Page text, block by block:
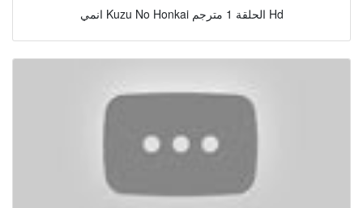
انمي Kuzu No Honkai الحلقة 1 مترجم Hd